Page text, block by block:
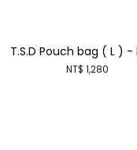
T.S.D Pouch bag ( L ) -
NT$ 1,280